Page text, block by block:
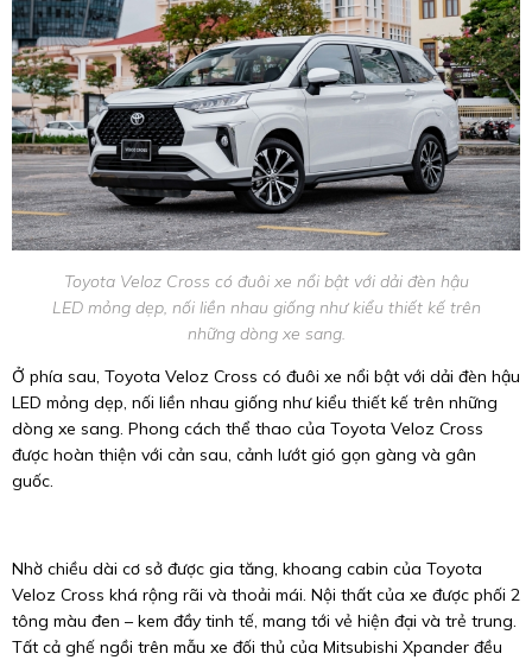
Toyota Veloz Cross có đuôi xe nổi bật với dải đèn hậu
LED mỏng dẹp, nối liền nhau giống như kiểu thiết kế trên
những dòng xe sang.
Ở phía sau, Toyota Veloz Cross có đuôi xe nổi bật với dải đèn hậu
LED mỏng dẹp, nối liền nhau giống như kiểu thiết kế trên những
dòng xe sang. Phong cách thể thao của Toyota Veloz Cross
được hoàn thiện với cản sau, cảnh lướt gió gọn gàng và gân
guốc.
Nhờ chiều dài cơ sở được gia tăng, khoang cabin của Toyota
Veloz Cross khá rộng rãi và thoải mái. Nội thất của xe được phối 2
tông màu đen – kem đầy tinh tế, mang tới vẻ hiện đại và trẻ trung.
Tất cả ghế ngồi trên mẫu xe đối thủ của Mitsubishi Xpander đều